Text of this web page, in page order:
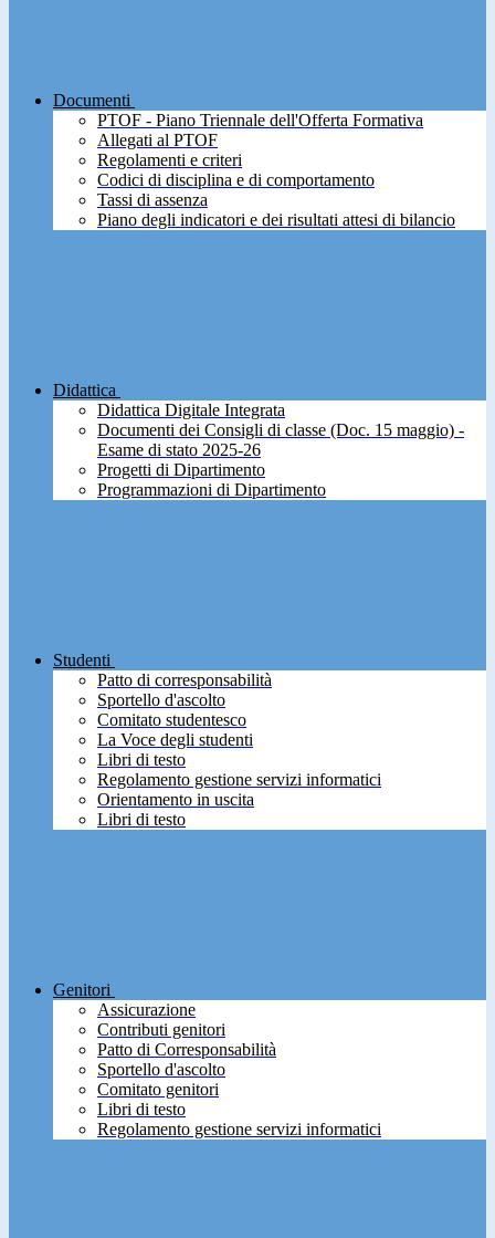
Documenti
PTOF - Piano Triennale dell'Offerta Formativa
Allegati al PTOF
Regolamenti e criteri
Codici di disciplina e di comportamento
Tassi di assenza
Piano degli indicatori e dei risultati attesi di bilancio
Didattica
Didattica Digitale Integrata
Documenti dei Consigli di classe (Doc. 15 maggio) -
Esame di stato 2025-26
Progetti di Dipartimento
Programmazioni di Dipartimento
Studenti
Patto di corresponsabilità
Sportello d'ascolto
Comitato studentesco
La Voce degli studenti
Libri di testo
Regolamento gestione servizi informatici
Orientamento in uscita
Libri di testo
Genitori
Assicurazione
Contributi genitori
Patto di Corresponsabilità
Sportello d'ascolto
Comitato genitori
Libri di testo
Regolamento gestione servizi informatici